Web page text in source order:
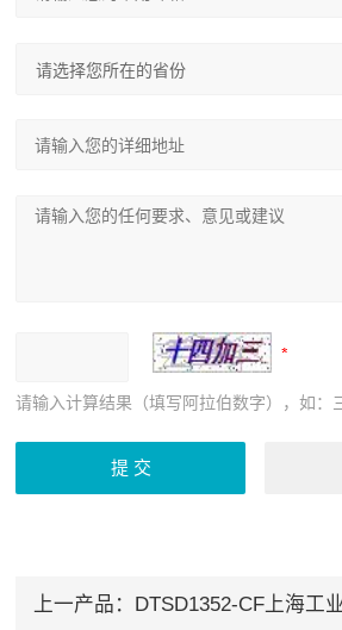
请输入计算结果（填写阿拉伯数字），如：
上一产品： DTSD1352-CF上海工业分